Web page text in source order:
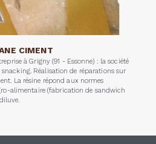
CIMENT
à Grigny (91 - Essonne) : la société
snacking. Réalisation de réparations sur
La résine répond aux normes
alimentaire (fabrication de sandwich